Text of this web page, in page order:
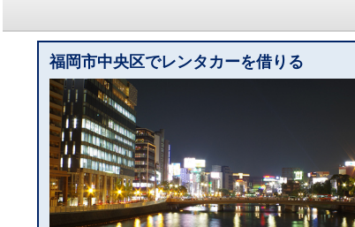
福岡市中央区でレンタカーを借りる